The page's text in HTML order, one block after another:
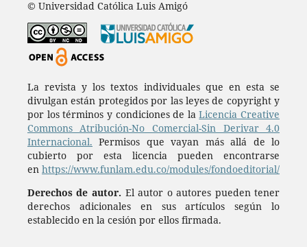
© Universidad Católica Luis Amigó
La revista y los textos individuales que en esta se
divulgan están protegidos por las leyes de copyright y
por los términos y condiciones de laLicencia Creative
Commons Atribución-No Comercial-Sin Derivar 4.0
Internacional. Permisos que vayan más allá de lo
cubierto por esta licencia pueden encontrarse
en https://www.funlam.edu.co/modules/fondoeditorial/
Derechos de autor. El autor o autores pueden tener
derechos adicionales en sus artículos según lo
establecido en la cesión por ellos firmada.